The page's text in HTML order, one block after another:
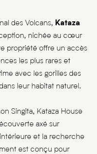
des Volcans, Kataza
nichée au cœur
propriété offre un accès
les plus rares et
avec les gorilles des
leur habitat naturel.
Singita, Kataza House
axé sur
et la recherche
est conçu pour